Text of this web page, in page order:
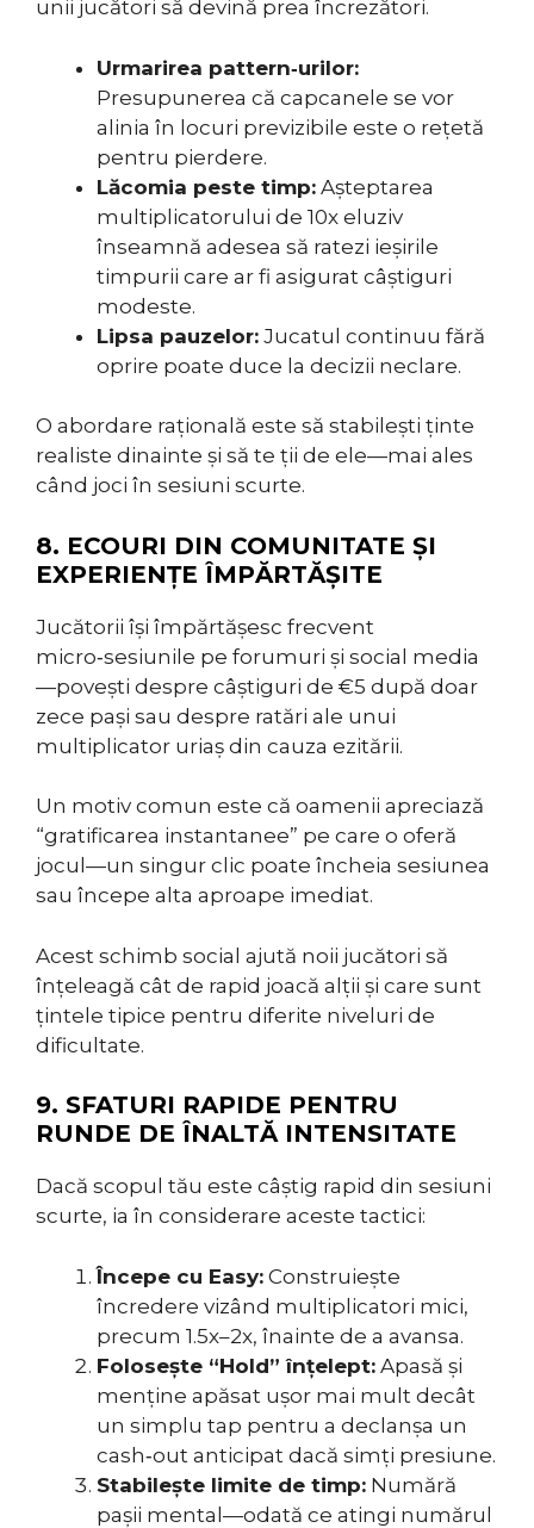
unii jucători să devină prea încrezători.
Urmarirea pattern‑urilor:
Presupunerea că capcanele se vor
alinia în locuri previzibile este o rețetă
pentru pierdere.
Lăcomia peste timp: Așteptarea
multiplicatorului de 10x eluziv
înseamnă adesea să ratezi ieșirile
timpurii care ar fi asigurat câștiguri
modeste.
Lipsa pauzelor: Jucatul continuu fără
oprire poate duce la decizii neclare.
O abordare rațională este să stabilești ținte
realiste dinainte și să te ții de ele—mai ales
când joci în sesiuni scurte.
8. ECOURI DIN COMUNITATE ȘI
EXPERIENȚE ÎMPĂRTĂȘITE
Jucătorii își împărtășesc frecvent
micro‑sesiunile pe forumuri și social media
—povești despre câștiguri de €5 după doar
zece pași sau despre ratări ale unui
multiplicator uriaș din cauza ezitării.
Un motiv comun este că oamenii apreciază
“gratificarea instantanee” pe care o oferă
jocul—un singur clic poate încheia sesiunea
sau începe alta aproape imediat.
Acest schimb social ajută noii jucători să
înțeleagă cât de rapid joacă alții și care sunt
țintele tipice pentru diferite niveluri de
dificultate.
9. SFATURI RAPIDE PENTRU
RUNDE DE ÎNALTĂ INTENSITATE
Dacă scopul tău este câștig rapid din sesiuni
scurte, ia în considerare aceste tactici:
Începe cu Easy: Construiește
încredere vizând multiplicatori mici,
precum 1.5x–2x, înainte de a avansa.
Folosește “Hold” înțelept: Apasă și
menține apăsat ușor mai mult decât
un simplu tap pentru a declanșa un
cash‑out anticipat dacă simți presiune.
Stabilește limite de timp: Numără
pașii mental—odată ce atingi numărul